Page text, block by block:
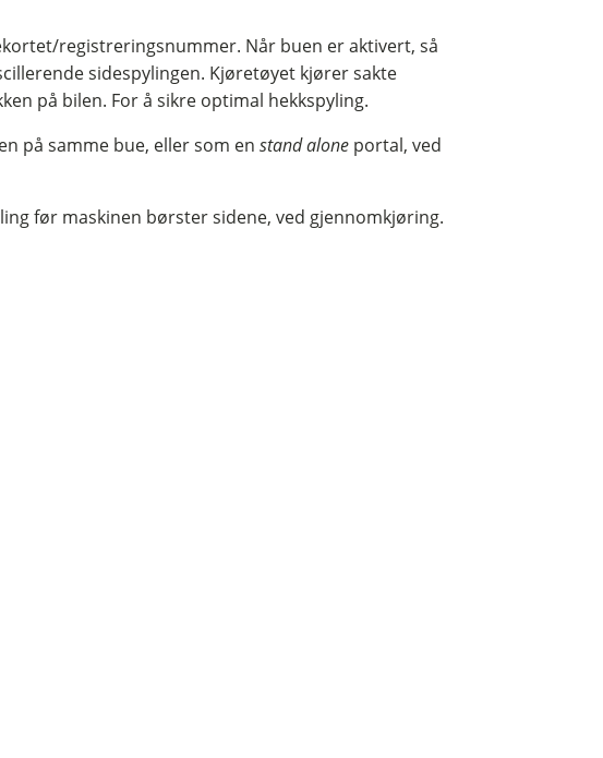
registreringsnummer. Når buen er aktivert, så
sidespylingen. Kjøretøyet kjører sakte
på bilen. For å sikre optimal hekkspyling.
på samme bue, eller som en stand alone portal, ved
før maskinen børster sidene, ved gjennomkjøring.